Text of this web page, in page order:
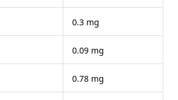
0.3 mg
0.09 mg
0.78 mg